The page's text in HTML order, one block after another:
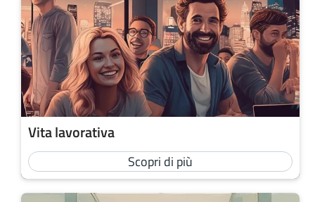
Vita lavorativa
Scopri di più